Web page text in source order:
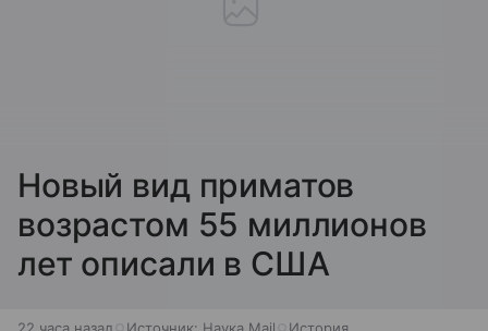
Новый вид приматов
возрастом 55 миллионов
лет описали в США